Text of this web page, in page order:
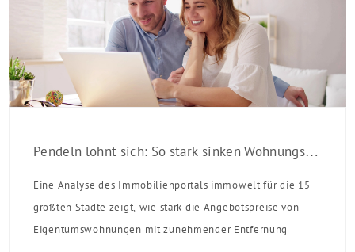
Pendeln lohnt sich: So stark sinken Wohnungspreise im Umland
Eine Analyse des Immobilienportals immowelt für die 15
größten Städte zeigt, wie stark die Angebotspreise von
Eigentumswohnungen mit zunehmender Entfernung